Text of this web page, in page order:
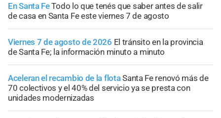
En Santa FeTodo lo que tenés que saber antes de salir
de casa en Santa Fe este viernes 7 de agosto
Viernes 7 de agosto de 2026 El tránsito en la provincia
de Santa Fe; la información minuto a minuto
Aceleran el recambio de la flotaSanta Fe renovó más de
70 colectivos y el 40% del servicio ya se presta con
unidades modernizadas